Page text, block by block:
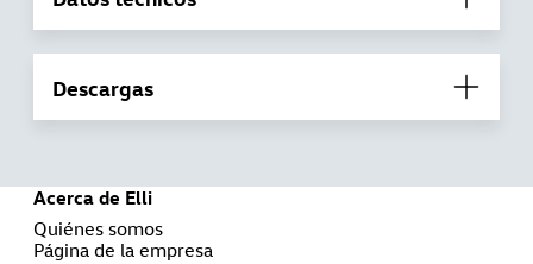
Descargas
Acerca de Elli
Quiénes somos
Página de la empresa